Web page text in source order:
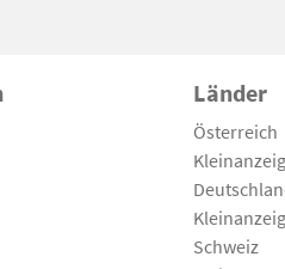
Länder
Österreich
Schweiz